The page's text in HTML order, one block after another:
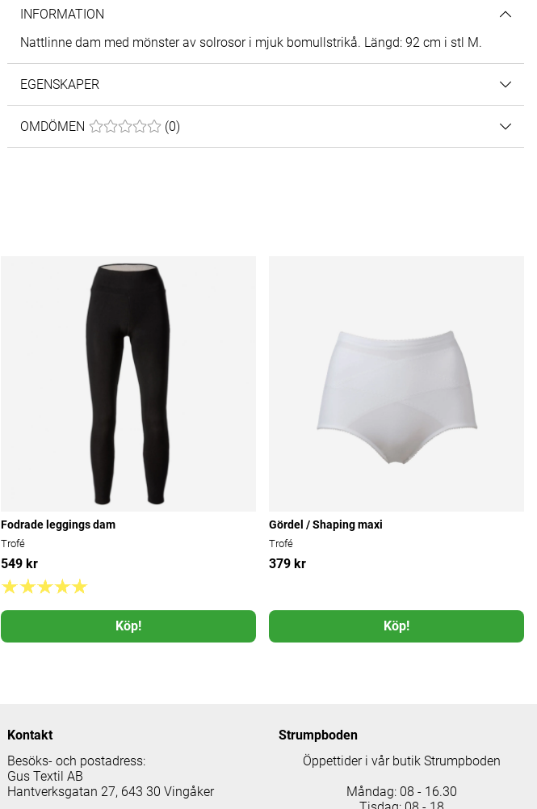
INFORMATION
Nattlinne dam med mönster av solrosor i mjuk bomullstrikå. Längd: 92 cm i stl M.
EGENSKAPER
OMDÖMEN MEDELBETYG 0 AV 5 ANTAL BETYG 0
(0)
Fodrade leggings dam
Trofé
549 kr
Köp!
Gördel / Shaping maxi
Trofé
379 kr
Köp!
Kontakt
Besöks- och postadress:
Gus Textil AB
Hantverksgatan 27, 643 30 Vingåker
Strumpboden
Öppettider i vår butik Strumpboden
Måndag: 08 - 16.30